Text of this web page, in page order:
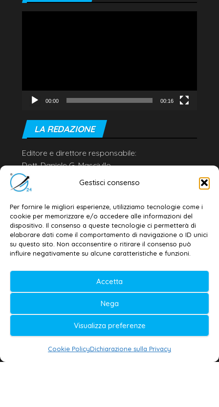
Gestisci consenso
Per fornire le migliori esperienze, utilizziamo tecnologie come i
cookie per memorizzare e/o accedere alle informazioni del
dispositivo. Il consenso a queste tecnologie ci permetterà di
elaborare dati come il comportamento di navigazione o ID unici
su questo sito. Non acconsentire o ritirare il consenso può
influire negativamente su alcune caratteristiche e funzioni.
Accetta
Nega
Visualizza preferenze
Cookie PolicyDichiarazione sulla Privacy
00:00 00:16
LA REDAZIONE
Editore e direttore responsabile:
Dott. Daniele G. Masciullo
Email:
redazione@galatina24.it
Privacy policy–Cookie policy
© 2020-2026 | Galatina24 ®
Testata iscritta al n. 11/2020 Registro della
Stampa Tribunale di Lecce
Editore e direttore responsabile:
Daniele G. Masciullo
Galatina24 è marchio registrato dal Ministero
delle Imprese